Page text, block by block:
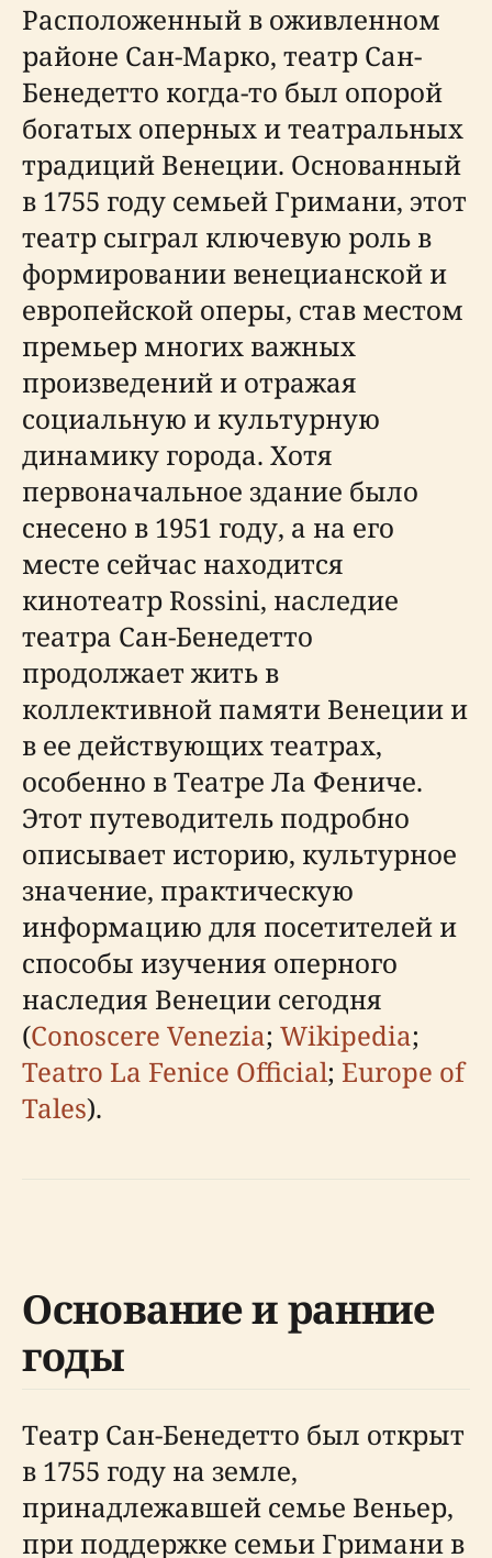
Расположенный в оживленном
районе Сан-Марко, театр Сан-
Бенедетто когда-то был опорой
богатых оперных и театральных
традиций Венеции. Основанный
в 1755 году семьей Гримани, этот
театр сыграл ключевую роль в
формировании венецианской и
европейской оперы, став местом
премьер многих важных
произведений и отражая
социальную и культурную
динамику города. Хотя
первоначальное здание было
снесено в 1951 году, а на его
месте сейчас находится
кинотеатр Rossini, наследие
театра Сан-Бенедетто
продолжает жить в
коллективной памяти Венеции и
в ее действующих театрах,
особенно в Театре Ла Фениче.
Этот путеводитель подробно
описывает историю, культурное
значение, практическую
информацию для посетителей и
способы изучения оперного
наследия Венеции сегодня
(Conoscere Venezia; Wikipedia;
Teatro La Fenice Official; Europe of
Tales).
Основание и ранние
годы
Театр Сан-Бенедетто был открыт
в 1755 году на земле,
принадлежавшей семье Веньер,
при поддержке семьи Гримани в